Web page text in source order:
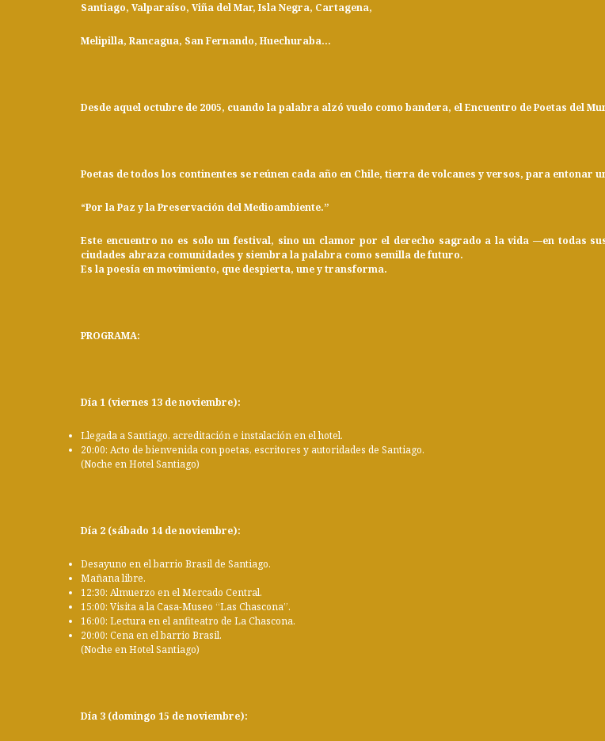
Santiago, Valparaíso, Viña del Mar, Isla Negra, Cartagena,
Melipilla, Rancagua, San Fernando, Huechuraba...
Desde aquel octubre de 2005, cuando la palabra alzó vuelo como bandera, el Encuentro de Poetas del
Poetas de todos los continentes se reúnen cada año en Chile, tierra de volcanes y versos, para entonar
“Por la Paz y la Preservación del Medioambiente.”
Este encuentro no es solo un festival, sino un clamor por el derecho sagrado a la vida —en todas
ciudades abraza comunidades y siembra la palabra como semilla de futuro.
Es la poesía en movimiento, que despierta, une y transforma.
PROGRAMA:
Día 1 (viernes 13 de noviembre):
Llegada a Santiago, acreditación e instalación en el hotel.
20:00: Acto de bienvenida con poetas, escritores y autoridades de Santiago.
(Noche en Hotel Santiago)
Día 2 (sábado 14 de noviembre):
Desayuno en el barrio Brasil de Santiago.
Mañana libre.
12:30: Almuerzo en el Mercado Central.
15:00: Visita a la Casa-Museo “Las Chascona”.
16:00: Lectura en el anfiteatro de La Chascona.
20:00: Cena en el barrio Brasil.
(Noche en Hotel Santiago)
Día 3 (domingo 15 de noviembre):